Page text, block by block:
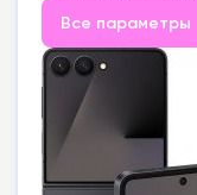
Все параметры